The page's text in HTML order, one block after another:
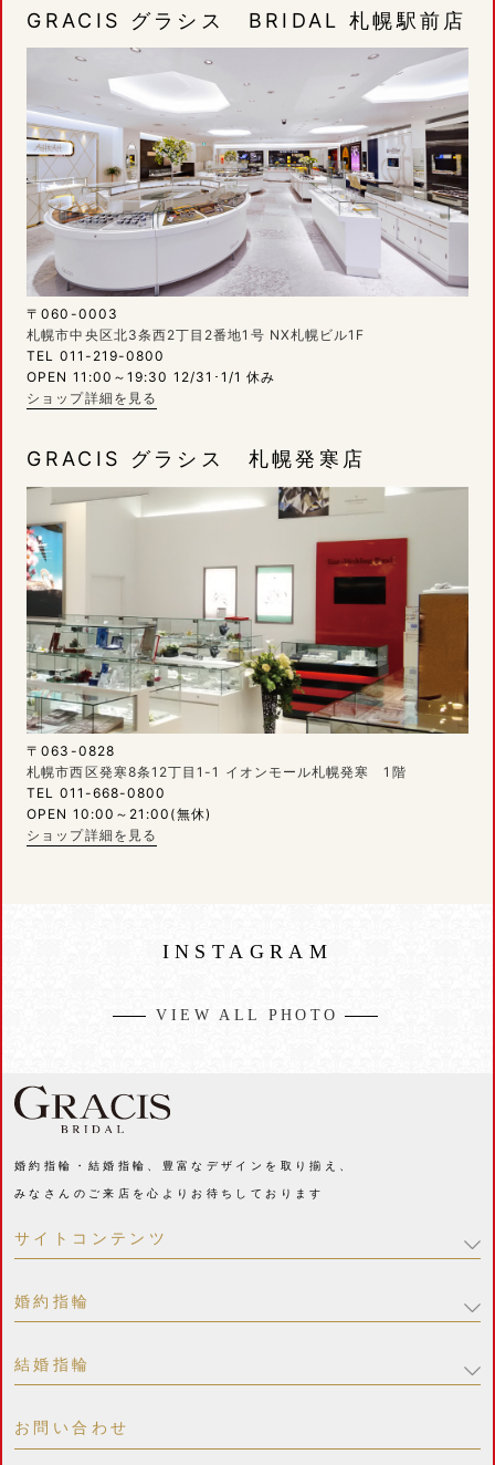
GRACIS グラシス BRIDAL 札幌駅前店
〒060-0003
札幌市中央区北3条西2丁目2番地1号 NX札幌ビル1F
TEL 011-219-0800
OPEN 11:00～19:30 12/31･1/1 休み
ショップ詳細を見る
GRACIS グラシス 札幌発寒店
〒063-0828
札幌市西区発寒8条12丁目1-1 イオンモール札幌発寒 1階
TEL 011-668-0800
OPEN 10:00～21:00(無休)
ショップ詳細を見る
INSTAGRAM
VIEW ALL PHOTO
婚約指輪・結婚指輪、豊富なデザインを取り揃え、
みなさんのご来店を心よりお待ちしております
サイトコンテンツ
婚約指輪
結婚指輪
お問い合わせ